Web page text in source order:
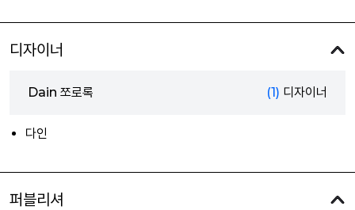
디자이너
Dain 쪼로록 (1) 디자이너
다인
퍼블리셔